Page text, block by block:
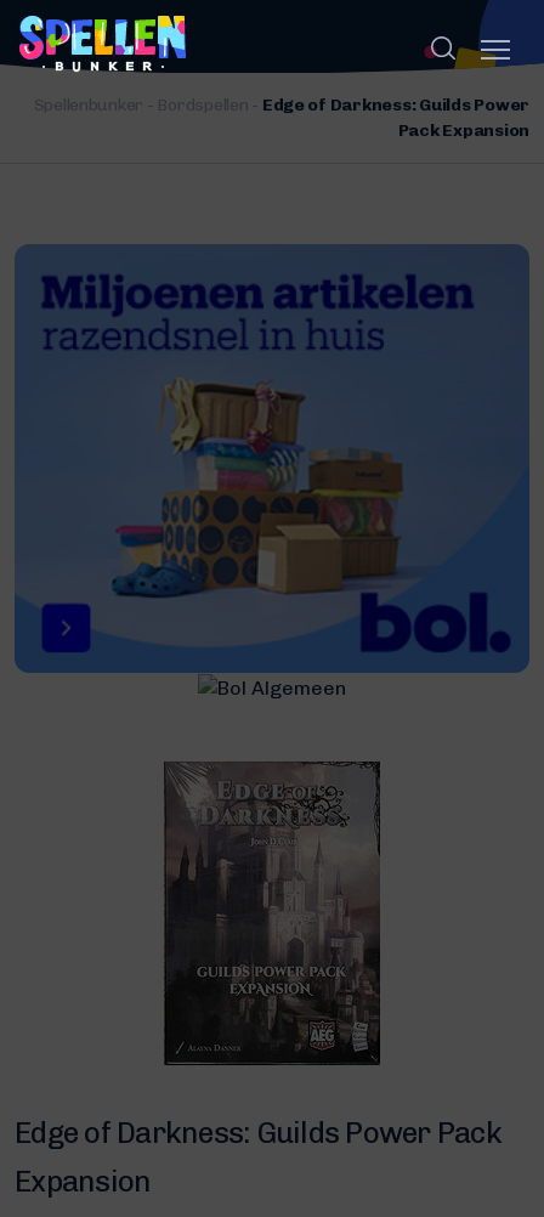
Spellenbunker - Bordspellen - Edge of Darkness: Guilds Power
Pack Expansion
Edge of Darkness: Guilds Power Pack
Expansion